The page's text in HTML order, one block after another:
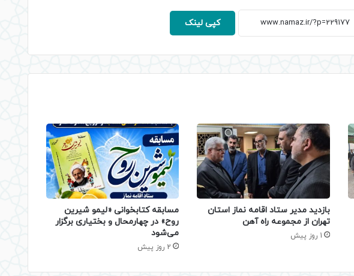
کپی لینک
بازدید مدیر ستاد اقامه نماز استان
تهران از مجموعه راه آهن
1 روز پیش
مسابقه کتابخوانی «لیمو شیرین
روح» در چهارمحال و بختیاری برگزار
می‌شود
2 روز پیش